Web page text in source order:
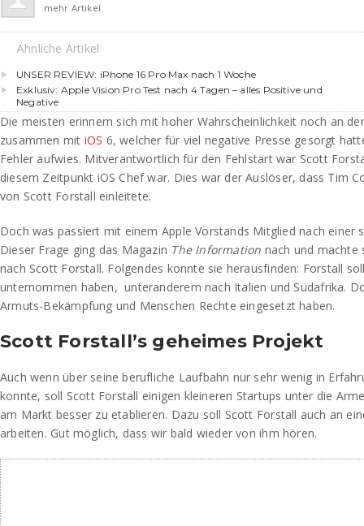
mehr Artikel
Ähnliche Artikel
UNSER REVIEW: iPhone 16 Pro Max nach 1 Woche
Exklusiv: Apple Vision Pro Test nach 4 Tagen – alles Positive und
Negative
Die meisten erinnern sich mit hoher Wahrscheinlichkeit noch an
zusammen mit iOS 6, welcher für viel negative Presse gesorgt
Fehler aufwies. Mitverantwortlich für den Fehlstart war Scott
diesem Zeitpunkt iOS Chef war. Dies war der Auslöser, dass Tim
von Scott Forstall einleitete.
Doch was passiert mit einem Apple Vorstands Mitglied nach einer
Dieser Frage ging das Magazin The Information nach und machte
nach Scott Forstall. Folgendes konnte sie herausfinden: Forstall
unternommen haben, unteranderem nach Italien und Südafrika.
Armuts-Bekämpfung und Menschen Rechte eingesetzt haben.
Scott Forstall’s geheimes Projekt
Auch wenn über seine berufliche Laufbahn nur sehr wenig in
konnte, soll Scott Forstall einigen kleineren Startups unter die
am Markt besser zu etablieren. Dazu soll Scott Forstall auch an
arbeiten. Gut möglich, dass wir bald wieder von ihm hören.